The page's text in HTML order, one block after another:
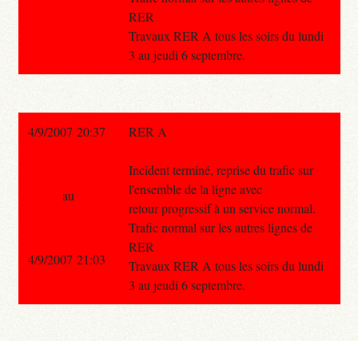
RER
Travaux RER A tous les soirs du lundi
3 au jeudi 6 septembre.
4/9/2007 20:37 RER A
Incident terminé, reprise du trafic sur
l'ensemble de la ligne avec
retour progressif à un service normal.
Trafic normal sur les autres lignes de
RER
Travaux RER A tous les soirs du lundi
3 au jeudi 6 septembre.
au
4/9/2007 21:03